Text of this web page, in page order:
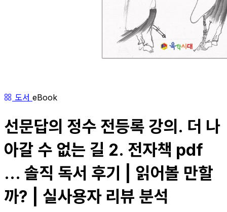
도서 eBook
선문답의 정수 전등록 강의. 더 나
아갈 수 없는 길 2. 전자책 pdf
... 솔직 독서 후기 | 읽어볼 만할
까? | 실사용자 리뷰 분석